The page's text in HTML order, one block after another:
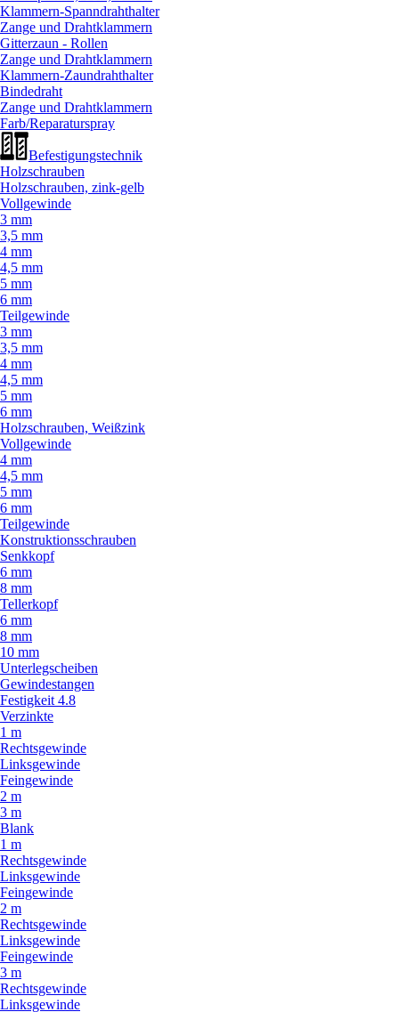
Klammern-Spanndrahthalter
Zange und Drahtklammern
Gitterzaun - Rollen
Zange und Drahtklammern
Klammern-Zaundrahthalter
Bindedraht
Zange und Drahtklammern
Farb/Reparaturspray
Befestigungstechnik
Holzschrauben
Holzschrauben, zink-gelb
Vollgewinde
3 mm
3,5 mm
4 mm
4,5 mm
5 mm
6 mm
Teilgewinde
3 mm
3,5 mm
4 mm
4,5 mm
5 mm
6 mm
Holzschrauben, Weißzink
Vollgewinde
4 mm
4,5 mm
5 mm
6 mm
Teilgewinde
Konstruktionsschrauben
Senkkopf
6 mm
8 mm
Tellerkopf
6 mm
8 mm
10 mm
Unterlegscheiben
Gewindestangen
Festigkeit 4.8
Verzinkte
1 m
Rechtsgewinde
Linksgewinde
Feingewinde
2 m
3 m
Blank
1 m
Rechtsgewinde
Linksgewinde
Feingewinde
2 m
Rechtsgewinde
Linksgewinde
Feingewinde
3 m
Rechtsgewinde
Linksgewinde